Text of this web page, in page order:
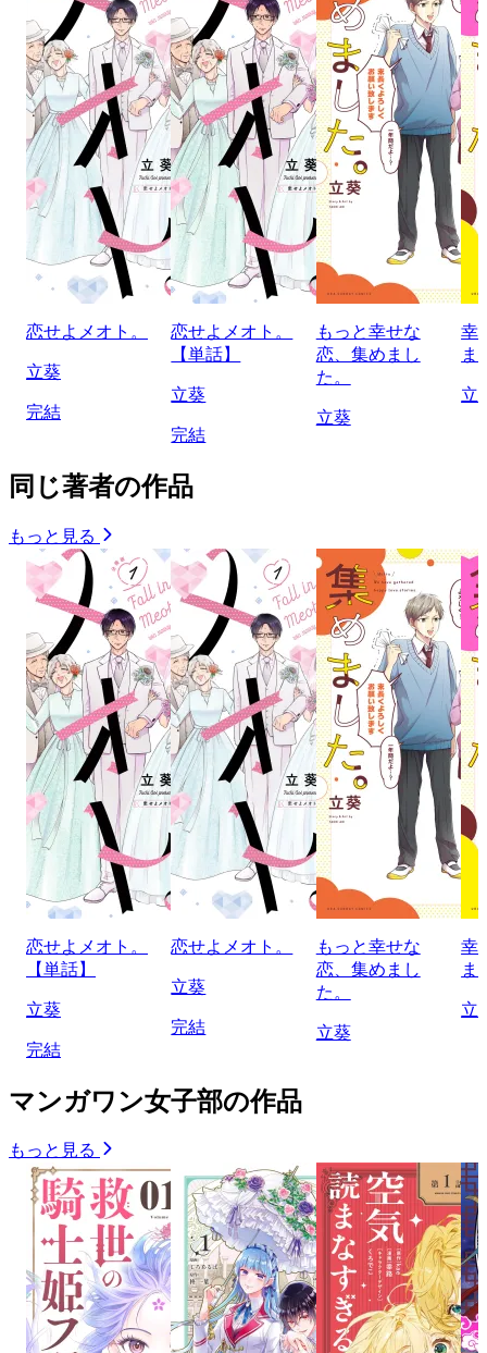
恋せよメオト。
立葵
完結
恋せよメオト。
【単話】
立葵
完結
もっと幸せな
恋、集めまし
た。
立葵
幸
ま
立
同じ著者の作品
もっと見る
恋せよメオト。
【単話】
立葵
完結
恋せよメオト。
立葵
完結
もっと幸せな
恋、集めまし
た。
立葵
幸
ま
立
マンガワン女子部の作品
もっと見る